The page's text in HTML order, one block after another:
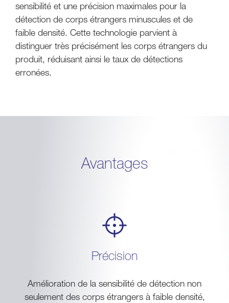
sensibilité et une précision maximales pour la
détection de corps étrangers minuscules et de
faible densité. Cette technologie parvient à
distinguer très précisément les corps étrangers du
produit, réduisant ainsi le taux de détections
erronées.
Avantages
Précision
Amélioration de la sensibilité de détection non
seulement des corps étrangers à faible densité,